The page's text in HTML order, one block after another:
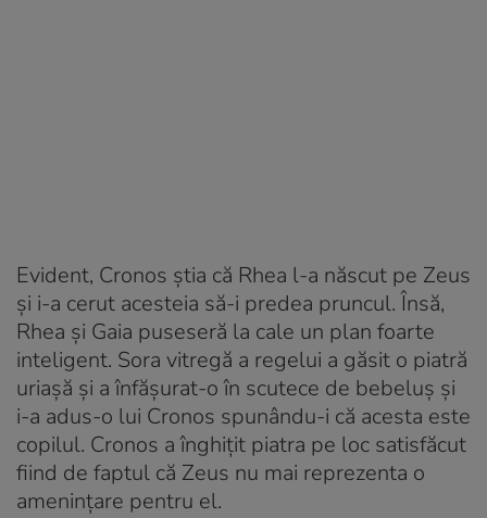
Evident, Cronos știa că Rhea l-a născut pe Zeus
și i-a cerut acesteia să-i predea pruncul. Însă,
Rhea și Gaia puseseră la cale un plan foarte
inteligent. Sora vitregă a regelui a găsit o piatră
uriașă și a înfășurat-o în scutece de bebeluș și
i-a adus-o lui Cronos spunându-i că acesta este
copilul. Cronos a înghițit piatra pe loc satisfăcut
fiind de faptul că Zeus nu mai reprezenta o
amenințare pentru el.